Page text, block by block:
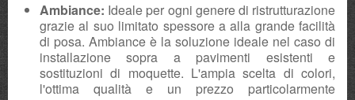
Ambiance: Ideale per ogni genere di ristrutturazione
grazie al suo limitato spessore a alla grande facilità
di posa. Ambiance è la soluzione ideale nel caso di
installazione sopra a pavimenti esistenti e
sostituzioni di moquette. L'ampia scelta di colori,
l'ottima qualità e un prezzo particolarmente